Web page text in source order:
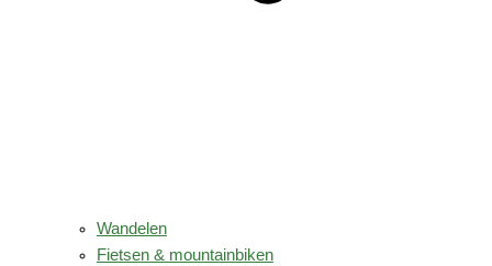
Wandelen
Fietsen & mountainbiken